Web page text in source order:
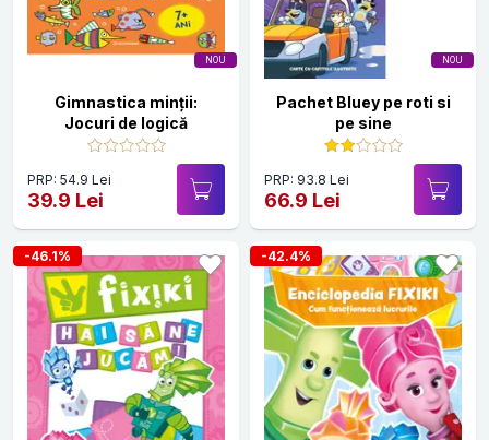
NOU
Gimnastica minții:
Jocuri de logică
PRP: 54.9 Lei
39.9 Lei
NOU
Pachet Bluey pe roti si
pe sine
PRP: 93.8 Lei
66.9 Lei
-46.1% -42.4%